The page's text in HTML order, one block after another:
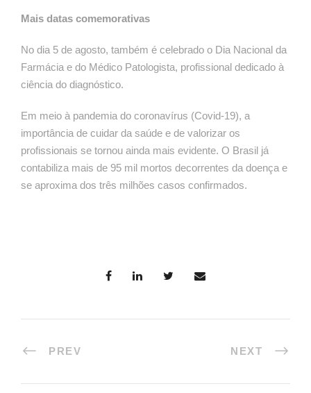
Mais datas comemorativas
No dia 5 de agosto, também é celebrado o Dia Nacional da
Farmácia e do Médico Patologista, profissional dedicado à
ciência do diagnóstico.
Em meio à pandemia do coronavírus (Covid-19), a
importância de cuidar da saúde e de valorizar os
profissionais se tornou ainda mais evidente. O Brasil já
contabiliza mais de 95 mil mortos decorrentes da doença e
se aproxima dos três milhões casos confirmados.
PREV NEXT